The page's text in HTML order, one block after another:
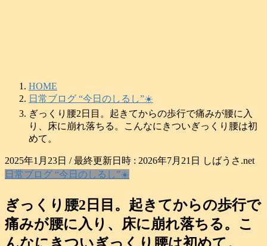
HOME
日常ブログ “今日のしるし”☀️
ぎっくり腰2日目。起きてからの歩行で痛みが腰に入
り、床に崩れ落ちる。こんなにきついぎっくり腰は初
めて。
2025年1月23日 / 最終更新日時 : 2026年7月21日
しばうさ.net
日常ブログ “今日のしるし”☀️
ぎっくり腰2日目。起きてからの歩行で
痛みが腰に入り、床に崩れ落ちる。こ